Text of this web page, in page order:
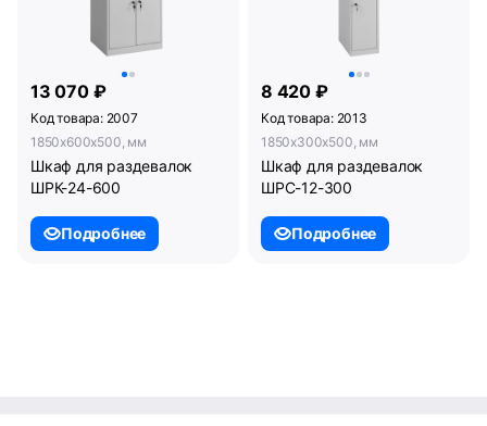
13 070 ₽
Код товара: 2007
1850x600x500, мм
Шкаф для раздевалок
ШРК-24-600
Подробнее
8 420 ₽
Код товара: 2013
1850x300x500, мм
Шкаф для раздевалок
ШРС-12-300
Подробнее